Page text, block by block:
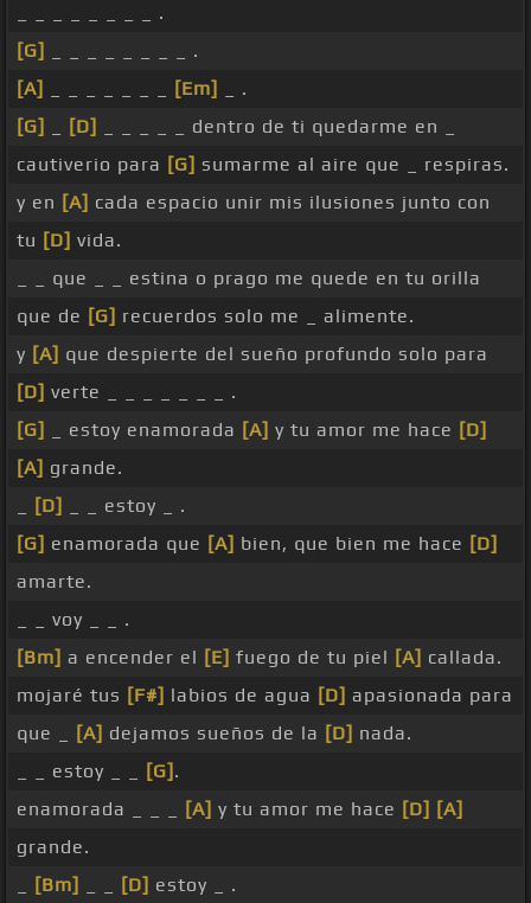
_ _ _ _ _ _ _ _ .
[G]
_ _ _ _ _ _ _ _ .
[A]
[Em]
_ .
[G]
[D]
_ _ _ _ _ dentro de ti quedarme en _
cautiverio para [G] sumarme al aire que _ respiras.
y en [A] cada espacio unir mis ilusiones junto con
tu [D] vida.
_ _ que _ _ estina o prago me quede en tu orilla
que de [G] recuerdos solo me _ alimente.
y [A] que despierte del sueño profundo solo para
[D] verte _ _ _ _ _ _ _ .
[G]
_ estoy enamorada [A] y tu amor me hace [D]
[A] grande.
[D]
_ _ estoy _ .
[G] enamorada que [A] bien, que bien me hace [D]
amarte.
_ _ voy _ _ .
[Bm] a encender el [E] fuego de tu piel [A] callada.
mojaré tus [F#] labios de agua [D] apasionada para
que _
[A] dejamos sueños de la [D] nada.
_ _ estoy _ _
[G] .
enamorada _ _ _
[A] y tu amor me hace [D] [A]
grande.
[Bm] [D] estoy _ .